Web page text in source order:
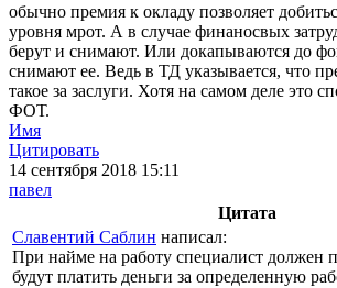
обычно премия к окладу позволяет
уровня мрот. А в случае финаносвых
берут и снимают. Или докапываются до
снимают ее. Ведь в ТД указывается, что
такое за заслуги. Хотя на самом деле это
ФОТ.
Имя
Цитировать
14 сентября 2018 15:11
павел
Цитата
Славентий Саблин написал:
При найме на работу специалист должен
будут платить деньги за определенную